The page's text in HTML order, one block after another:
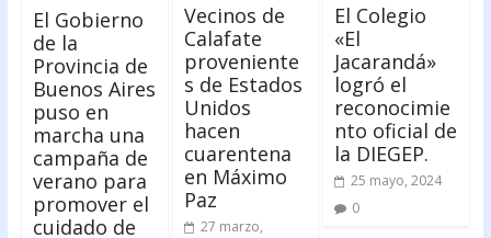
El Gobierno
de la
Provincia de
Buenos Aires
puso en
marcha una
campaña de
verano para
promover el
cuidado de
Vecinos de
Calafate
proveniente
s de Estados
Unidos
hacen
cuarentena
en Máximo
Paz
27 marzo,
El Colegio
«El
Jacarandá»
logró el
reconocimie
nto oficial de
la DIEGEP.
25 mayo, 2024
0